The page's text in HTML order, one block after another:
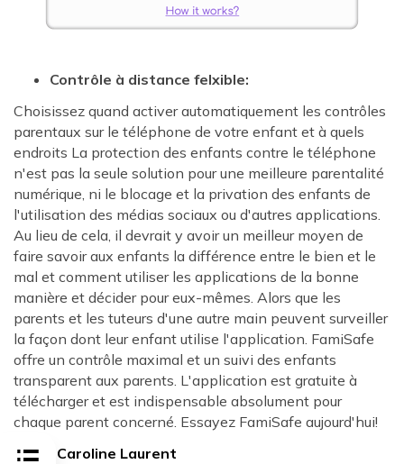
Contrôle à distance felxible:
Choisissez quand activer automatiquement les contrôles
parentaux sur le téléphone de votre enfant et à quels
endroits La protection des enfants contre le téléphone
n'est pas la seule solution pour une meilleure parentalité
numérique, ni le blocage et la privation des enfants de
l'utilisation des médias sociaux ou d'autres applications.
Au lieu de cela, il devrait y avoir un meilleur moyen de
faire savoir aux enfants la différence entre le bien et le
mal et comment utiliser les applications de la bonne
manière et décider pour eux-mêmes. Alors que les
parents et les tuteurs d'une autre main peuvent surveiller
la façon dont leur enfant utilise l'application. FamiSafe
offre un contrôle maximal et un suivi des enfants
transparent aux parents. L'application est gratuite à
télécharger et est indispensable absolument pour
chaque parent concerné. Essayez FamiSafe aujourd'hui!
Caroline Laurent